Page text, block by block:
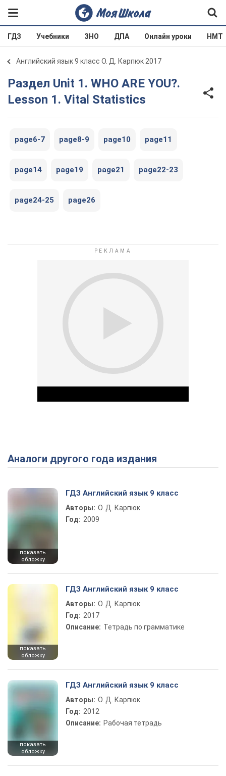
ГДЗ Учебники ЗНО ДПА Онлайн уроки НМТ
Английский язык 9 класс О. Д. Карпюк 2017
Раздел Unit 1. WHO ARE YOU?.
Lesson 1. Vital Statistics
page6-7 page8-9 page10 page11
page14 page19 page21 page22-23
page24-25 page26
Play Video
Аналоги другого года издания
показать
обложку
ГДЗ Английский язык 9 класс
Авторы: О. Д. Карпюк
Год: 2009
показать
обложку
ГДЗ Английский язык 9 класс
Авторы: О. Д. Карпюк
Год: 2017
Описание: Тетрадь по грамматике
показать
обложку
ГДЗ Английский язык 9 класс
Авторы: О. Д. Карпюк
Год: 2012
Описание: Рабочая тетрадь